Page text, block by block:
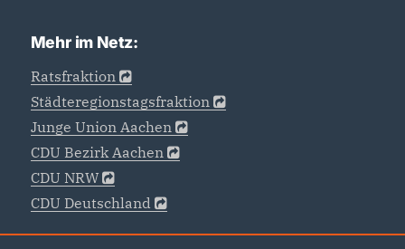
Mehr im Netz:
Ratsfraktion
Städteregionstagsfraktion
Junge Union Aachen
CDU Bezirk Aachen
CDU NRW
CDU Deutschland